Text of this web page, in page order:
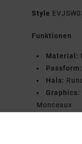
Style
Funktionen
Material:
Passform:
Hals:
Graphics:
Monceaux